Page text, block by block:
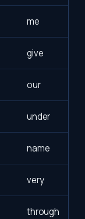
me
give
our
under
name
very
through